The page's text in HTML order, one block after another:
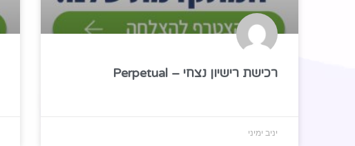
רכישת רישיון נצחי – Perpetual
יניב ימיני